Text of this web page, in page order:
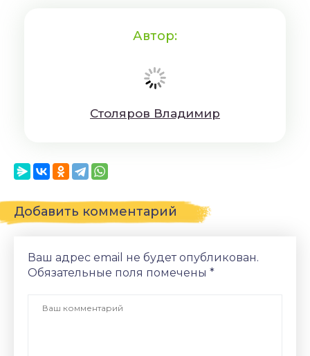
Автор:
Cтoляpoв Влaдимиp
Добавить комментарий
Ваш адрес email не будет опубликован.
Обязательные поля помечены *